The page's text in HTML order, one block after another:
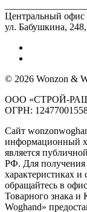
Центральный офис
ул. Бабушкина,
© 2026 Wonzon &
ООО «СТРОЙ-
ОГРН:
Сайт
информационный
является
РФ. Для
характеристиках и
обращайтесь в
Товарного знака и
Woghand»